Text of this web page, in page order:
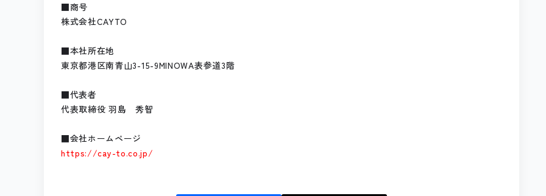
■商号
株式会社CAYTO
■本社所在地
東京都港区南青山3-15-9MINOWA表参道3階
■代表者
代表取締役 羽島 秀智
■会社ホームページ
https://cay-to.co.jp/